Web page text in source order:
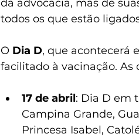
da advocacia, mas de
todos os que estão
O Dia D, que acontecerá
facilitado à vacinação. As
17 de abril: Dia D em
Campina Grande,
Princesa Isabel,